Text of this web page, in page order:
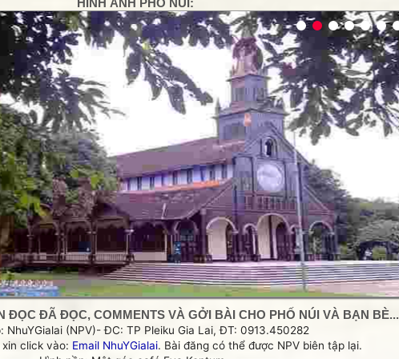
ĐỌC ĐÃ ĐỌC, COMMENTS VÀ GỞI BÀI CHO PHỐ NÚI VÀ BẠN BÈ...
NhuYGialai (NPV)- ĐC: TP Pleiku Gia Lai, ĐT: 0913.450282
click vào: Email NhuYGialai. Bài đăng có thể được NPV biên tập lại.